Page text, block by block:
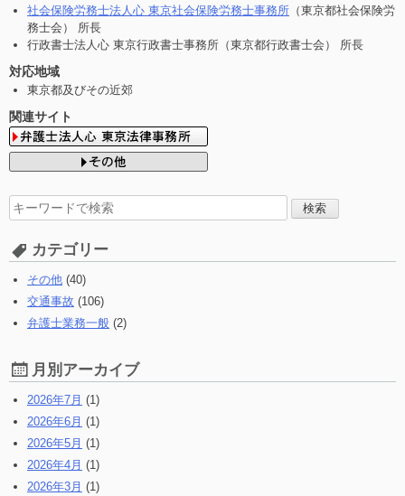
社会保険労務士法人心 東京社会保険労務士事務所 （東京都社会保険労
務士会） 所長
行政書士法人心 東京行政書士事務所（東京都行政書士会） 所長
対応地域
東京都及びその近郊
関連サイト
検
索
す
る:
カテゴリー
その他 (40)
交通事故 (106)
弁護士業務一般 (2)
月別アーカイブ
2026年7月 (1)
2026年6月 (1)
2026年5月 (1)
2026年4月 (1)
2026年3月 (1)